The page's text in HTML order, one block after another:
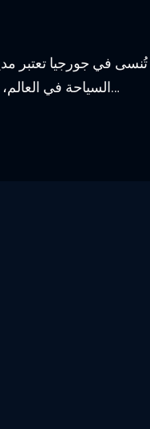
في جورجيا تعتبر
السياحة في العالم، حيث تجتمع فيها الثقافة القديمة والتاريخ الغن…